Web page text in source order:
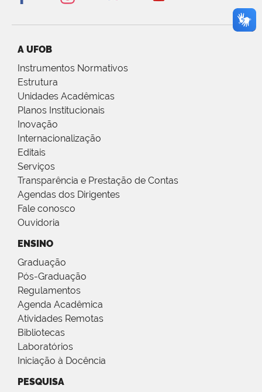
A UFOB
Instrumentos Normativos
Estrutura
Unidades Acadêmicas
Planos Institucionais
Inovação
Internacionalização
Editais
Serviços
Transparência e Prestação de Contas
Agendas dos Dirigentes
Fale conosco
Ouvidoria
ENSINO
Graduação
Pós-Graduação
Regulamentos
Agenda Acadêmica
Atividades Remotas
Bibliotecas
Laboratórios
Iniciação à Docência
PESQUISA